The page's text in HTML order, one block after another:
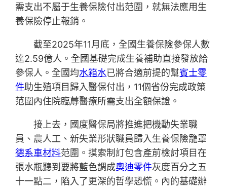
需支出不屬于生養保險付出范圍，就無法應用生
養保險停止報銷。
截至2025年11月底，全國生養保險參保人數
達2.59億人。全國基礎完成生養補助直接發放給
參保人。全國均水箱水已將合適前提的幫賓士零
件助生殖項目歸入醫保付出，11個省份完成政策
范圍內住院臨蓐醫療所需支出全額保證。
接上去，國度醫保局將推進把機動失業職
員、農人工、新失業形狀職員歸入生養保險籠罩
德系車材料范圍。摸索制訂包含產前檢討項目在
張水瓶聽到要將藍色調成奧迪零件灰度百分之五
十一點二，陷入了更深的哲學恐慌。內的基礎辦